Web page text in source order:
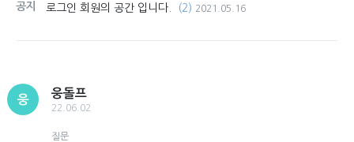
공지 로그인 회원의 공간 입니다. (2) 2021.05.16
웅
웅돌프
22.06.02
질문